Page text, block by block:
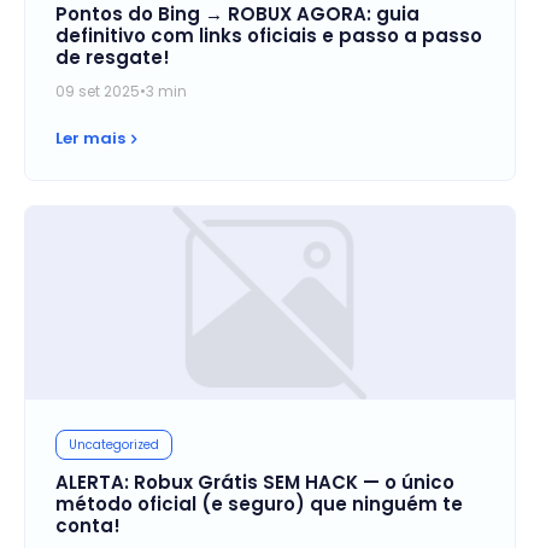
Pontos do Bing → ROBUX AGORA: guia
definitivo com links oficiais e passo a passo
de resgate!
09 set 2025•3 min
Ler mais
Uncategorized
ALERTA: Robux Grátis SEM HACK — o único
método oficial (e seguro) que ninguém te
conta!